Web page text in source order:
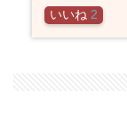
いいね 2